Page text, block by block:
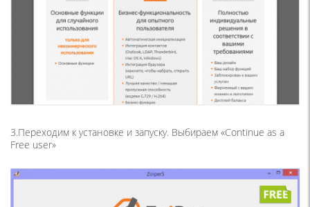
3.Переходим к установке и запуску. Выбираем «Continue as a
Free user»